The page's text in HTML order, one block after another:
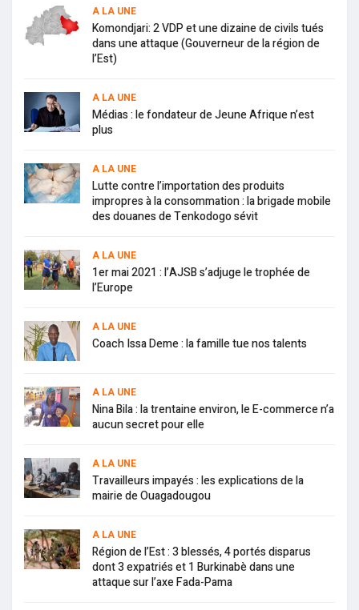
A LA UNE
Komondjari: 2 VDP et une dizaine de civils tués
dans une attaque (Gouverneur de la région de
l’Est)
A LA UNE
Médias : le fondateur de Jeune Afrique n’est
plus
A LA UNE
Lutte contre l’importation des produits
impropres à la consommation : la brigade mobile
des douanes de Tenkodogo sévit
A LA UNE
1er mai 2021 : l’AJSB s’adjuge le trophée de
l’Europe
A LA UNE
Coach Issa Deme : la famille tue nos talents
A LA UNE
Nina Bila : la trentaine environ, le E-commerce n’a
aucun secret pour elle
A LA UNE
Travailleurs impayés : les explications de la
mairie de Ouagadougou
A LA UNE
Région de l’Est : 3 blessés, 4 portés disparus
dont 3 expatriés et 1 Burkinabè dans une
attaque sur l’axe Fada-Pama